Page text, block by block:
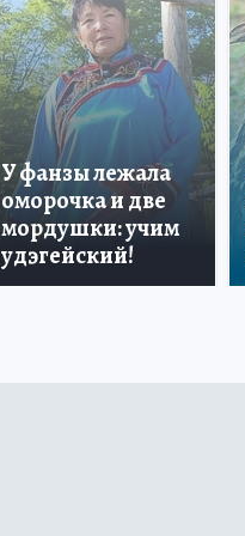
У фанзы лежала
оморочка и две
мордушки: учим
удэгейский!